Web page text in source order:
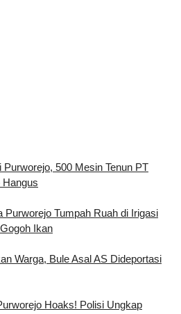
Purworejo, 500 Mesin Tenun PT
Hangus
Purworejo Tumpah Ruah di Irigasi
Ikan
Warga, Bule Asal AS Dideportasi
Hoaks! Polisi Ungkap